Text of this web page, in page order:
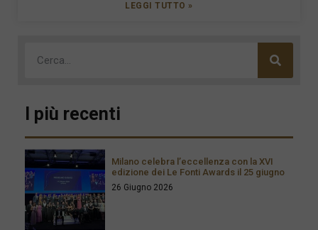
LEGGI TUTTO »
I più recenti
Milano celebra l’eccellenza con la XVI
edizione dei Le Fonti Awards il 25 giugno
26 Giugno 2026